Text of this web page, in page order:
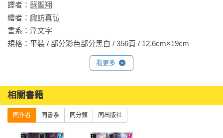
譯者： 蘇聖翔
繪者： 諏訪真弘
書系： 浮文字
看更多
相關書籍
同作者 同書系 同分類 同出版社